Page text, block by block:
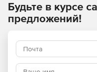
объектов,
Будьте в курсе
предложений!